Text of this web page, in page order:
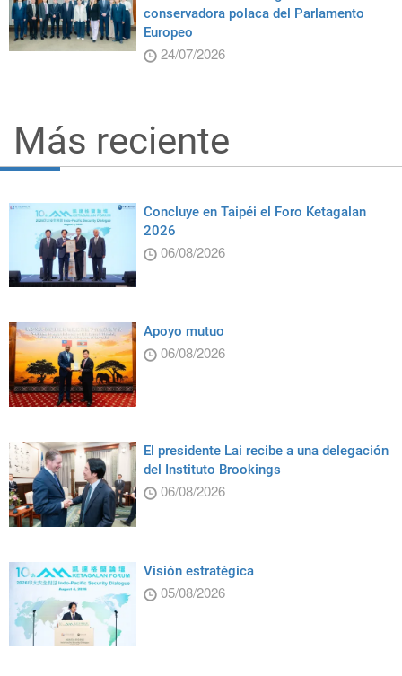
conservadora polaca del Parlamento
Europeo
24/07/2026
Más reciente
Concluye en Taipéi el Foro Ketagalan
2026
06/08/2026
Apoyo mutuo
06/08/2026
El presidente Lai recibe a una delegación
del Instituto Brookings
06/08/2026
Visión estratégica
05/08/2026